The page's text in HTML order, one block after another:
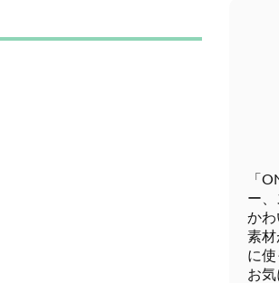
「
ー、
かわ
素材
に使
お